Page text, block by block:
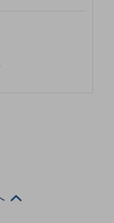
ドコモBiz かけ放題